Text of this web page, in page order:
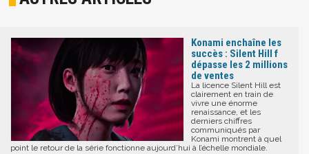
Konami enchaîne les
succès : Silent Hill f
dépasse les 2 millions
de ventes
La licence Silent Hill est
clairement en train de
vivre une énorme
renaissance, et les
derniers chiffres
communiqués par
Konami montrent à quel
point le retour de la série fonctionne aujourd’hui à l’échelle mondiale.